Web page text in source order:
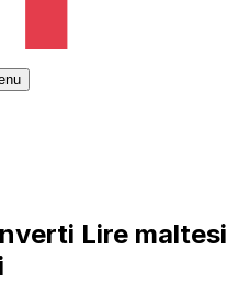
Lire maltesi